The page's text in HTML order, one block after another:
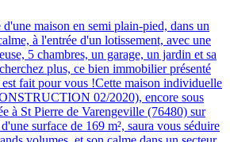
d'une maison en semi plain-pied, dans un
à l'entrée d'un lotissement, avec une
5 chambres, un garage, un jardin et sa
plus, ce bien immobilier présenté
fait pour vous !Cette maison individuelle
02/2020), encore sous
à St Pierre de Varengeville (76480) sur
surface de 169 m², saura vous séduire